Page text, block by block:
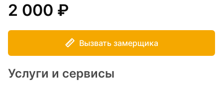
2 000
Вызвать замерщика
Услуги и сервисы